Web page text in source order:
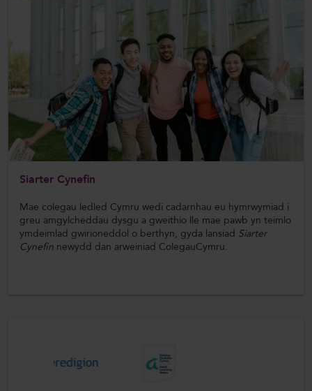
Siarter Cynefin
Mae colegau ledled Cymru wedi cadarnhau eu hymrwymiad i
greu amgylcheddau dysgu a gweithio lle mae pawb yn teimlo
ymdeimlad gwirioneddol o berthyn, gyda lansiad Siarter
Cynefin newydd dan arweiniad ColegauCymru.